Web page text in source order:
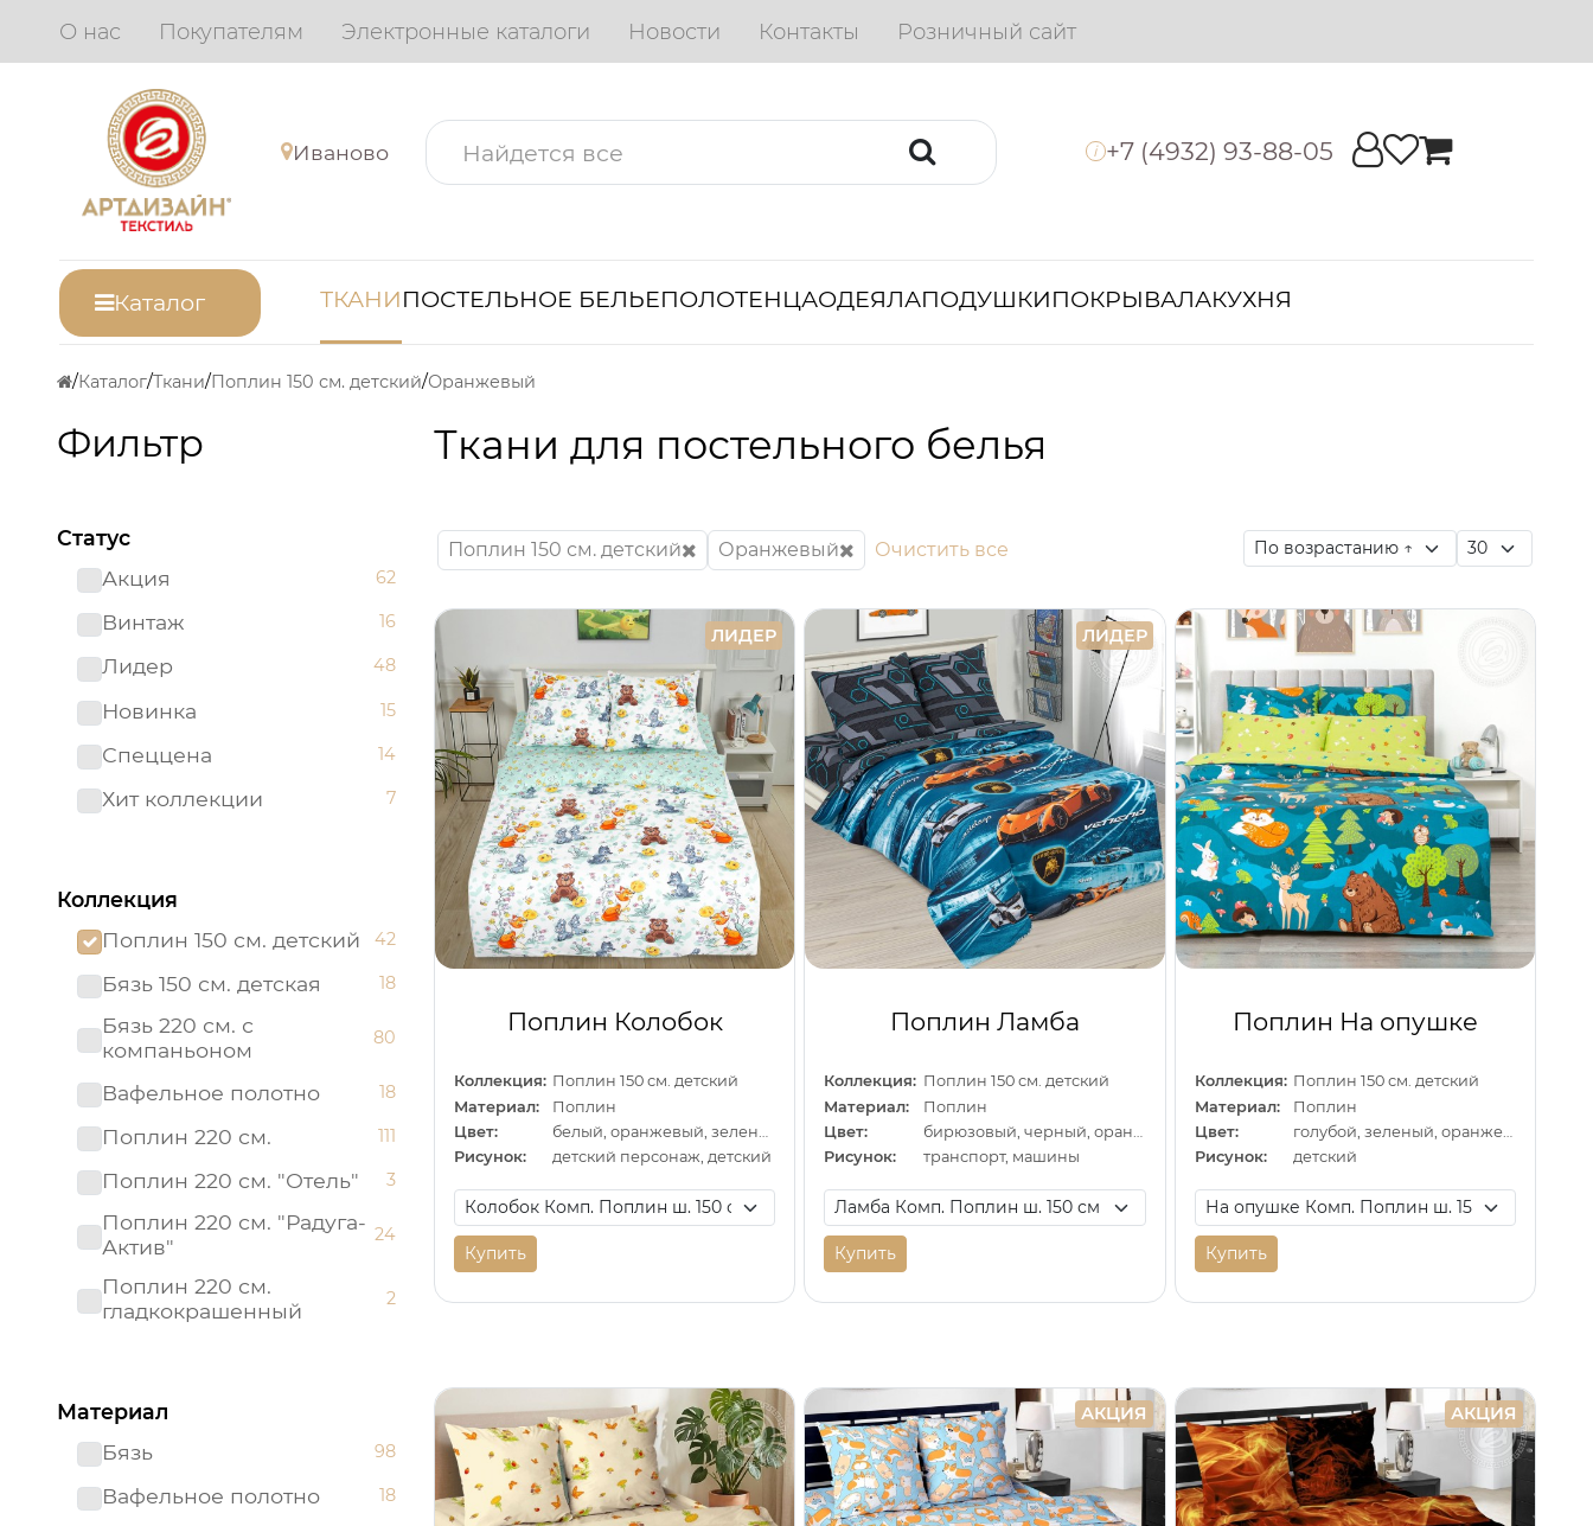
О нас Покупателям Электронные каталоги Новости Контакты Розничный сайт
Иваново i +7 (4932) 93-88-05
Каталог ТКАНИПОСТЕЛЬНОЕ БЕЛЬЕПОЛОТЕНЦАОДЕЯЛАПОДУШКИПОКРЫВАЛАКУХНЯ
Каталог Ткани Поплин 150 см. детский Оранжевый
Фильтр
Статус
Акция
62
Винтаж 16
Лидер 48
Новинка 15
Спеццена 14
Хит коллекции 7
Коллекция
Поплин 150 см. детский
42
Бязь 150 см. детская 18
Бязь 220 см. с
компаньоном
80
Вафельное полотно 18
Поплин 220 см. 111
Поплин 220 см. "Отель" 3
Поплин 220 см. "Радуга-
Актив"
24
Поплин 220 см.
гладкокрашенный
2
Рогожка 150 см.
Сатин 220 см 19
Сатин 220 см.
Материал
Бязь
98
Вафельное полотно 18
Ткани для постельного белья
Поплин 150 см. детский Оранжевый Очистить все
ЛИДЕР
Поплин Колобок
Коллекция: Поплин 150 см. детский
Материал:
Поплин
Цвет:
Рисунок:
детский персонаж, детский
Купить
ЛИДЕР
Поплин Ламба
Коллекция: Поплин 150 см. детский
Материал:
Поплин
Цвет:
Рисунок:
транспорт, машины
Купить
Поплин На опушке
Коллекция: Поплин 150 см. детский
Материал:
Поплин
Цвет:
Рисунок:
детский
Купить
АКЦИЯ АКЦИЯ